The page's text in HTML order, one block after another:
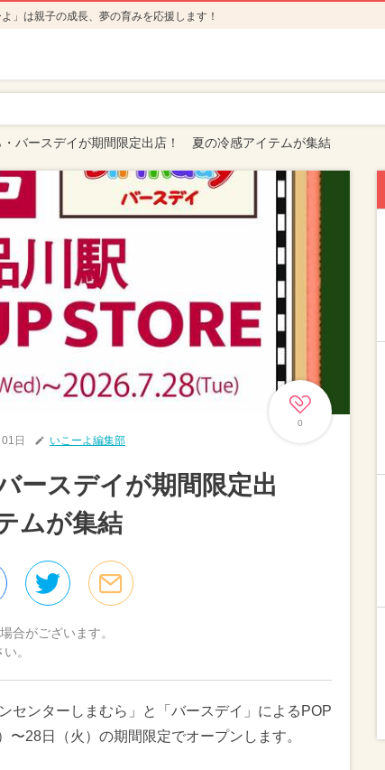
」は親子の成長、夢の育みを応援します！
・バースデイが期間限定出店！ 夏の冷感アイテムが集結
0
日 いこーよ編集部
ースデイが期間限定出
ムが集結
合がございます。
。
センターしまむら」と「バースデイ」によるPOP
28日（火）の期間限定でオープンします。